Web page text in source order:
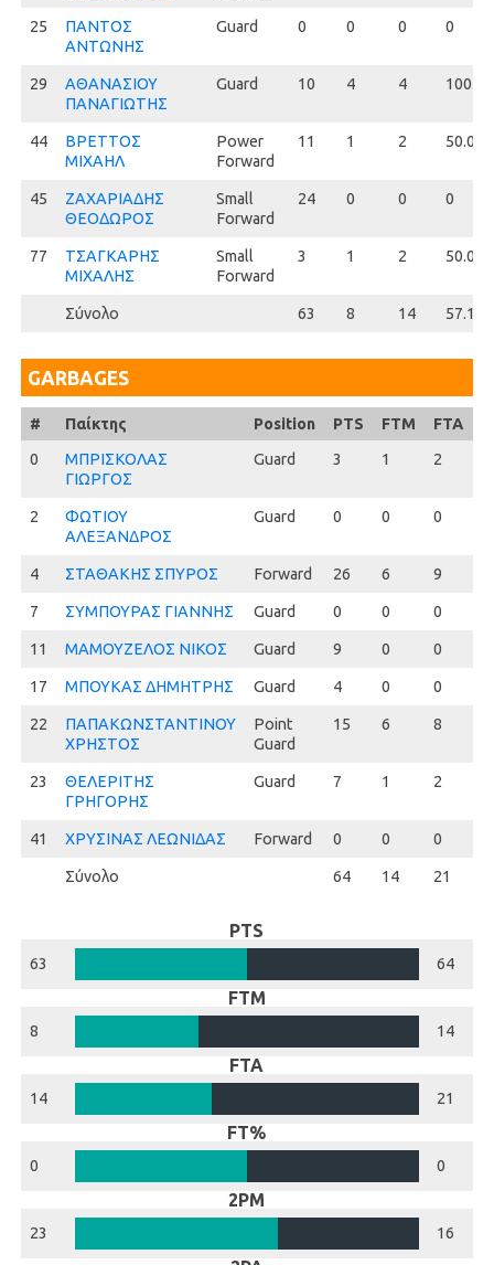
25
29
44
45
77
25
ΠΑΝΤΟΣ
ΑΝΤΩΝΗΣ
Guard 0 0 0 0
29
ΑΘΑΝΑΣΙΟΥ
ΠΑΝΑΓΙΩΤΗΣ
Guard 10 4 4 100.0
44
ΒΡΕΤΤΟΣ
ΜΙΧΑΗΛ
Power
Forward
11 1 2 50.0
45
ΖΑΧΑΡΙΑΔΗΣ
ΘΕΟΔΩΡΟΣ
Small
Forward
24 0 0 0
77
ΤΣΑΓΚΑΡΗΣ
ΜΙΧΑΛΗΣ
Small
Forward
3 1 2 50.0
Σύνολο 63 8 14 57.1
GARBAGES
#
0
2
4
7
11
17
22
23
41
# Παίκτης Position PTS FTM FTA
0
ΜΠΡΙΣΚΟΛΑΣ
ΓΙΩΡΓΟΣ
Guard 3 1 2
2
ΦΩΤΙΟΥ
ΑΛΕΞΑΝΔΡΟΣ
Guard 0 0 0
4 ΣΤΑΘΑΚΗΣ ΣΠΥΡΟΣ Forward 26 6 9
7 ΣΥΜΠΟΥΡΑΣ ΓΙΑΝΝΗΣ Guard 0 0 0
11 ΜΑΜΟΥΖΕΛΟΣ ΝΙΚΟΣ Guard 9 0 0
17 ΜΠΟΥΚΑΣ ΔΗΜΗΤΡΗΣ Guard 4 0 0
22
ΠΑΠΑΚΩΝΣΤΑΝΤΙΝΟΥ
ΧΡΗΣΤΟΣ
Point
Guard
15 6 8
23
ΘΕΛΕΡΙΤΗΣ
ΓΡΗΓΟΡΗΣ
Guard 7 1 2
41 ΧΡΥΣΙΝΑΣ ΛΕΩΝΙΔΑΣ Forward 0 0 0
Σύνολο 64 14 21
PTS
63 64
FTM
8 14
FTA
14 21
FT%
0 0
2PM
23 16